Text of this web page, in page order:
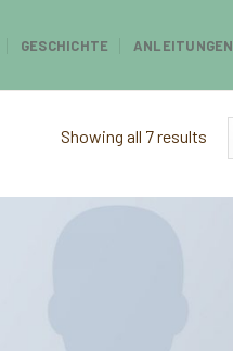
GESCHICHTE ANLEITUNGEN
Showing all 7 results